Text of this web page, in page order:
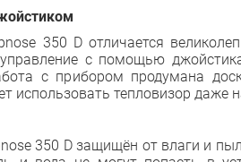
350 D отличается
с помощью
с прибором продумана
использовать тепловизор даже
350 D защищён от влаги и